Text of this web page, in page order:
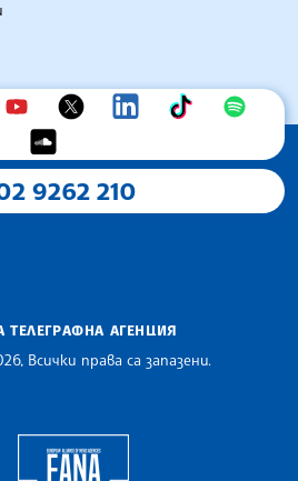
9262 210
ТЕЛЕГРАФНА АГЕНЦИЯ
Всички права са запазени.
Assocoation of the Balkan News Agencies